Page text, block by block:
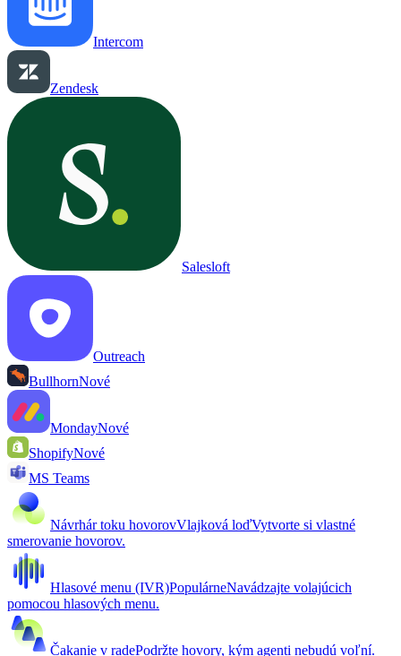
Intercom
Zendesk
Salesloft
Outreach
BullhornNové
MondayNové
ShopifyNové
MS Teams
Návrhár toku hovorovVlajková loďVytvorte si vlastné
smerovanie hovorov.
Hlasové menu (IVR)PopulárneNavádzajte volajúcich
pomocou hlasových menu.
Čakanie v radePodržte hovory, kým agenti nebudú voľní.